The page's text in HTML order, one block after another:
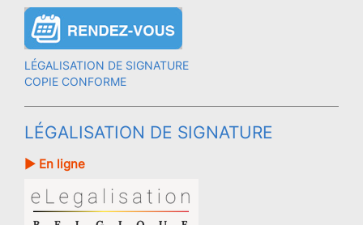
LÉGALISATION DE SIGNATURE
COPIE CONFORME
LÉGALISATION DE SIGNATURE
► En ligne